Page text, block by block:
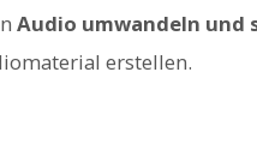
Audio umwandeln und
erstellen.